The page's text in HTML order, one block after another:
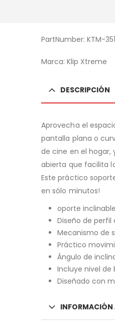
PartNumber: KTM-351
Marca: Klip Xtreme
DESCRIPCIÓN
Aprovecha el
pantalla plana o
de cine en el
abierta que facilita
Este práctico
en sólo minutos!
oporte
Diseño de
Mecanismo de
Práctico
Ángulo de
Incluye nivel
Diseñado con